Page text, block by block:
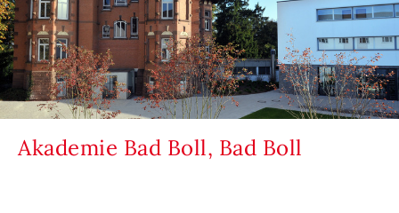
Akademie Bad Boll, Bad Boll